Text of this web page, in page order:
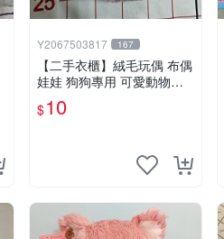
Y2067503817 167
【二手衣櫃】絨毛玩偶 布偶
娃娃 狗狗專用 可愛動物系
列 耐咬耐磨玩具 玩偶 粉紅
熊寵物玩具 1120929
$10